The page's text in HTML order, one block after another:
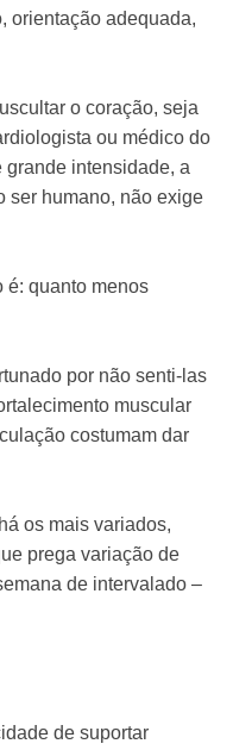
orientação adequada,
o coração, seja
ou médico do
grande intensidade, a
ser humano, não exige
é: quanto menos
por não senti-las
muscular
costumam dar
os mais variados,
prega variação de
de intervalado –
de suportar